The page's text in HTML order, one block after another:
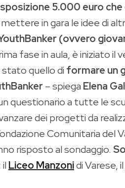
5.000 euro
in gara le idee di
(ovvero
fase in aula, è iniziato
quello di formare un
– spiega Elena
questionario a tutte le
dei progetti da
Comunitaria del
risposto al sondaggio.
Liceo Manzonidi Varese, il